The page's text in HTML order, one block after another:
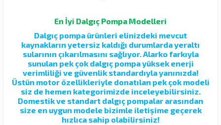
En İyi Dalgıç Pompa Modelleri
Dalgıç pompa ürünleri elinizdeki mevcut
kaynakların yetersiz kaldığı durumlarda yeraltı
sularının çıkarılmasını sağlıyor. Alarko farkıyla
sunulan pek çok dalgıç pompa yüksek enerji
verimliliği ve güvenlik standardıyla yanınızda!
Üstün motor özellikleriyle donatılan pek çok modeli
siz de hemen kategorimizde inceleyebilirsiniz.
Domestik ve standart dalgıç pompalar arasından
size en uygun modele bizimle iletişime geçerek
hızlıca sahip olabilirsiniz!